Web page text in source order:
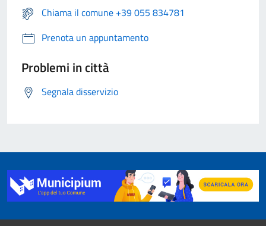
Chiama il comune +39 055 834781
Prenota un appuntamento
Problemi in città
Segnala disservizio